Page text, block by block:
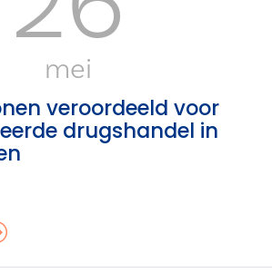
mei
veroordeeld voor
drugshandel in